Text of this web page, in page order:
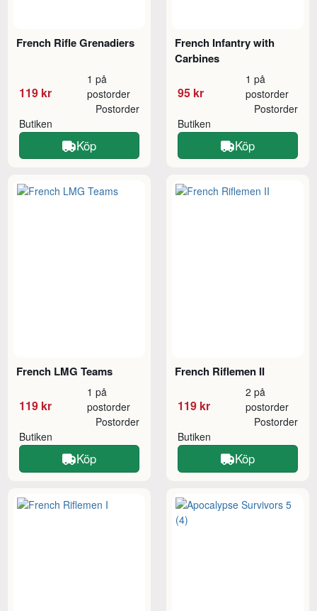
French Rifle Grenadiers
119 kr
1 på
postorder
Butiken
Postorder
Köp
French Infantry with
Carbines
95 kr
1 på
postorder
Butiken
Postorder
Köp
French LMG Teams
119 kr
1 på
postorder
Butiken
Postorder
Köp
French Riflemen II
119 kr
2 på
postorder
Butiken
Postorder
Köp